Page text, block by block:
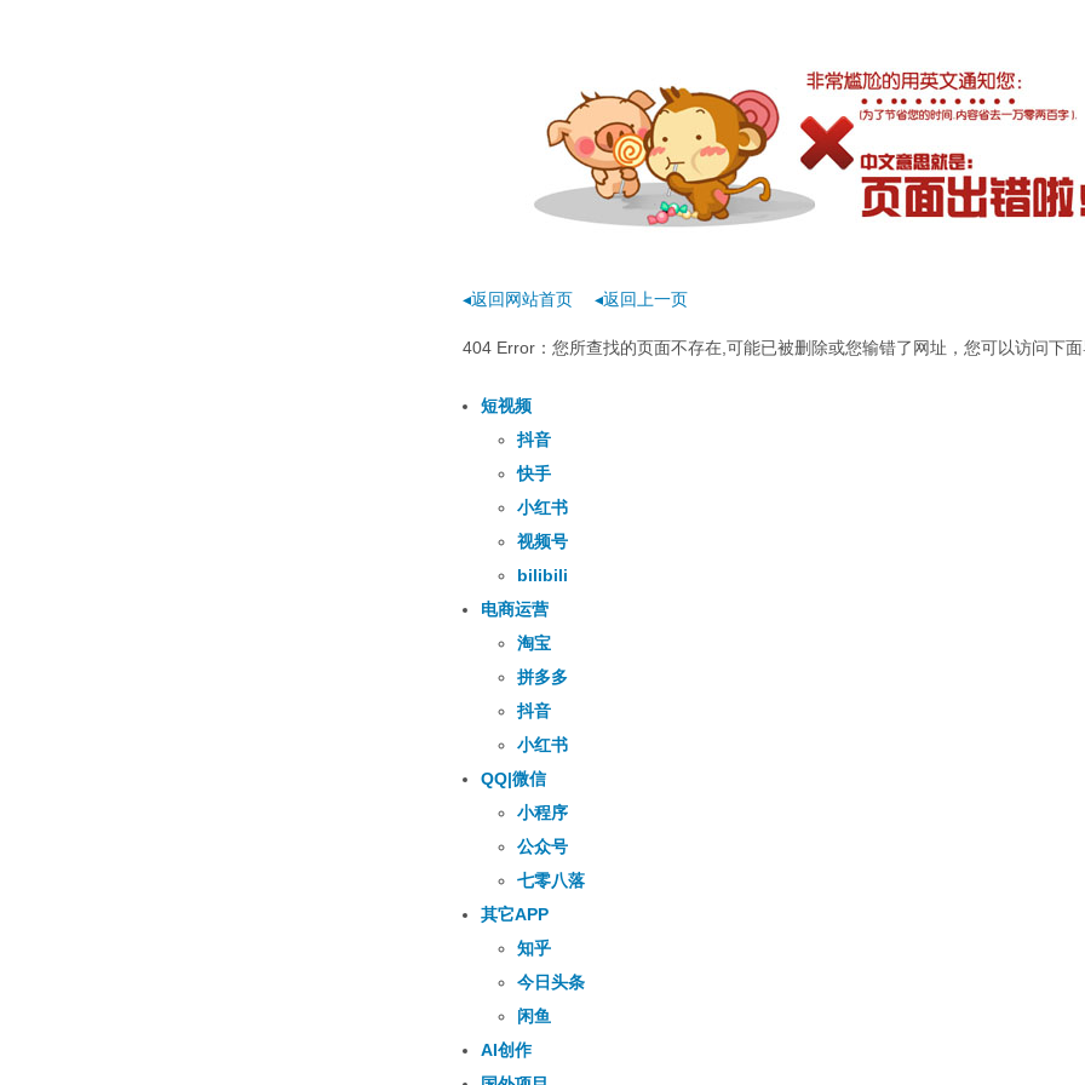
◂返回网站首页 ◂返回上一页
404 Error：您所查找的页面不存在,可能已被删除或您输错了网址，您可以访问下面
短视频
抖音
快手
小红书
视频号
bilibili
电商运营
淘宝
拼多多
抖音
小红书
QQ|微信
小程序
公众号
七零八落
其它APP
知乎
今日头条
闲鱼
AI创作